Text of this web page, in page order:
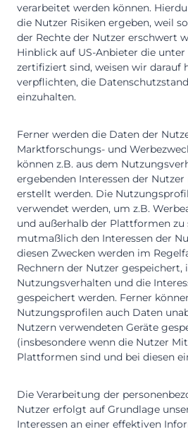
verarbeitet werden können.
die Nutzer Risiken ergeben, weil
der Rechte der Nutzer erschwert
Hinblick auf US-Anbieter die
zertifiziert sind, weisen wir darauf
verpflichten, die
einzuhalten.
Ferner werden die Daten der
Marktforschungs- und
können z.B. aus dem
ergebenden Interessen der
erstellt werden. Die
verwendet werden, um z.B.
und außerhalb der Plattformen zu
mutmaßlich den Interessen der
diesen Zwecken werden im
Rechnern der Nutzer gespeichert,
Nutzungsverhalten und die
gespeichert werden. Ferner
Nutzungsprofilen auch Daten
Nutzern verwendeten Geräte
(insbesondere wenn die Nutzer
Plattformen sind und bei diesen
Die Verarbeitung der
Nutzer erfolgt auf Grundlage
Interessen an einer effektiven